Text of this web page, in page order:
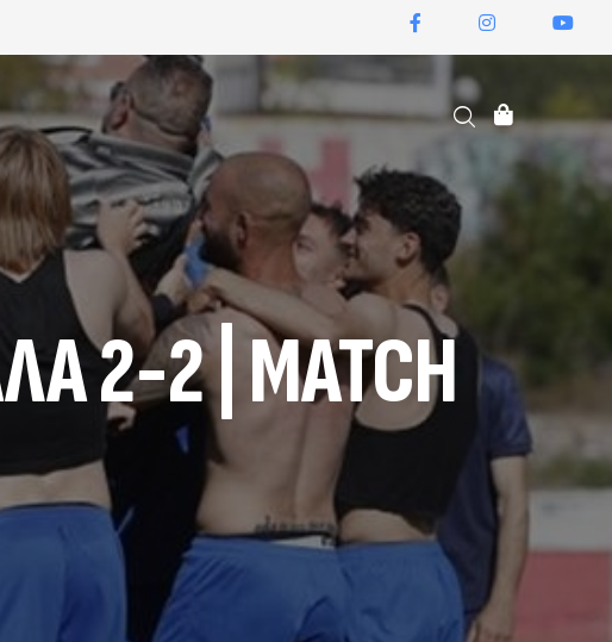
ΕΙΣΙΤΉΡΙΑ ΔΙΑΡΚΕΊΑΣ
2-2 | MATCH